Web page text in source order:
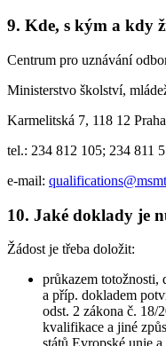
9. Kde, s kým a kdy
Centrum pro uznávání
Ministerstvo školství,
Karmelitská 7, 118 12
tel.: 234 812 105; 234 811
e-mail:
10. Jaké doklady je
Žádost je třeba doložit:
průkazem totožnosti,
a příp. dokladem
odst. 2 zákona č. 18/
kvalifikace a jiné